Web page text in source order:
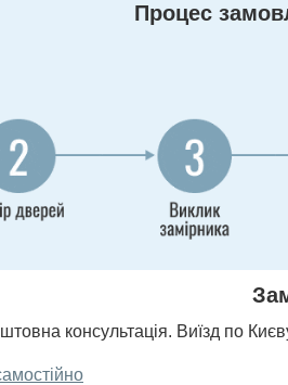
Процес
консультація. Виїзд по